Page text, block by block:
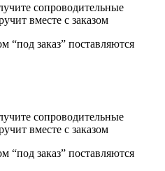
сопроводительные
вместе с заказом
“под заказ” поставляются
сопроводительные
вместе с заказом
“под заказ” поставляются